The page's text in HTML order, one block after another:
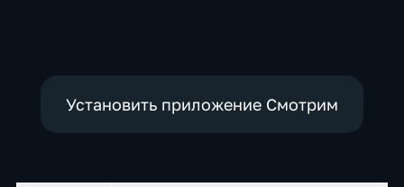
Установить приложение Смотрим